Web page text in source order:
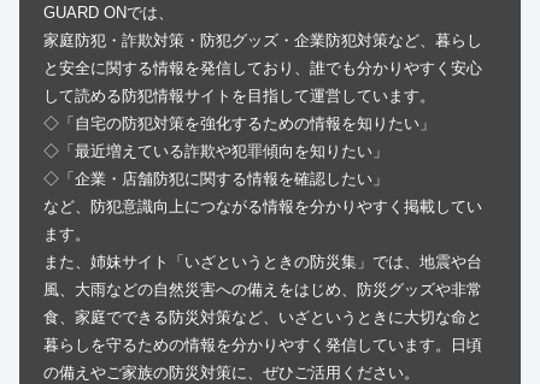
GUARD ONでは、
家庭防犯・詐欺対策・防犯グッズ・企業防犯対策など、暮らし
と安全に関する情報を発信しており、誰でも分かりやすく安心
して読める防犯情報サイトを目指して運営しています。
◇「自宅の防犯対策を強化するための情報を知りたい」
◇「最近増えている詐欺や犯罪傾向を知りたい」
◇「企業・店舗防犯に関する情報を確認したい」
など、防犯意識向上につながる情報を分かりやすく掲載してい
ます。
また、姉妹サイト「いざというときの防災集」では、地震や台
風、大雨などの自然災害への備えをはじめ、防災グッズや非常
食、家庭でできる防災対策など、いざというときに大切な命と
暮らしを守るための情報を分かりやすく発信しています。日頃
の備えやご家族の防災対策に、ぜひご活用ください。